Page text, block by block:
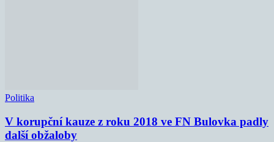
Politika
V korupční kauze z roku 2018 ve FN Bulovka padly
další obžaloby